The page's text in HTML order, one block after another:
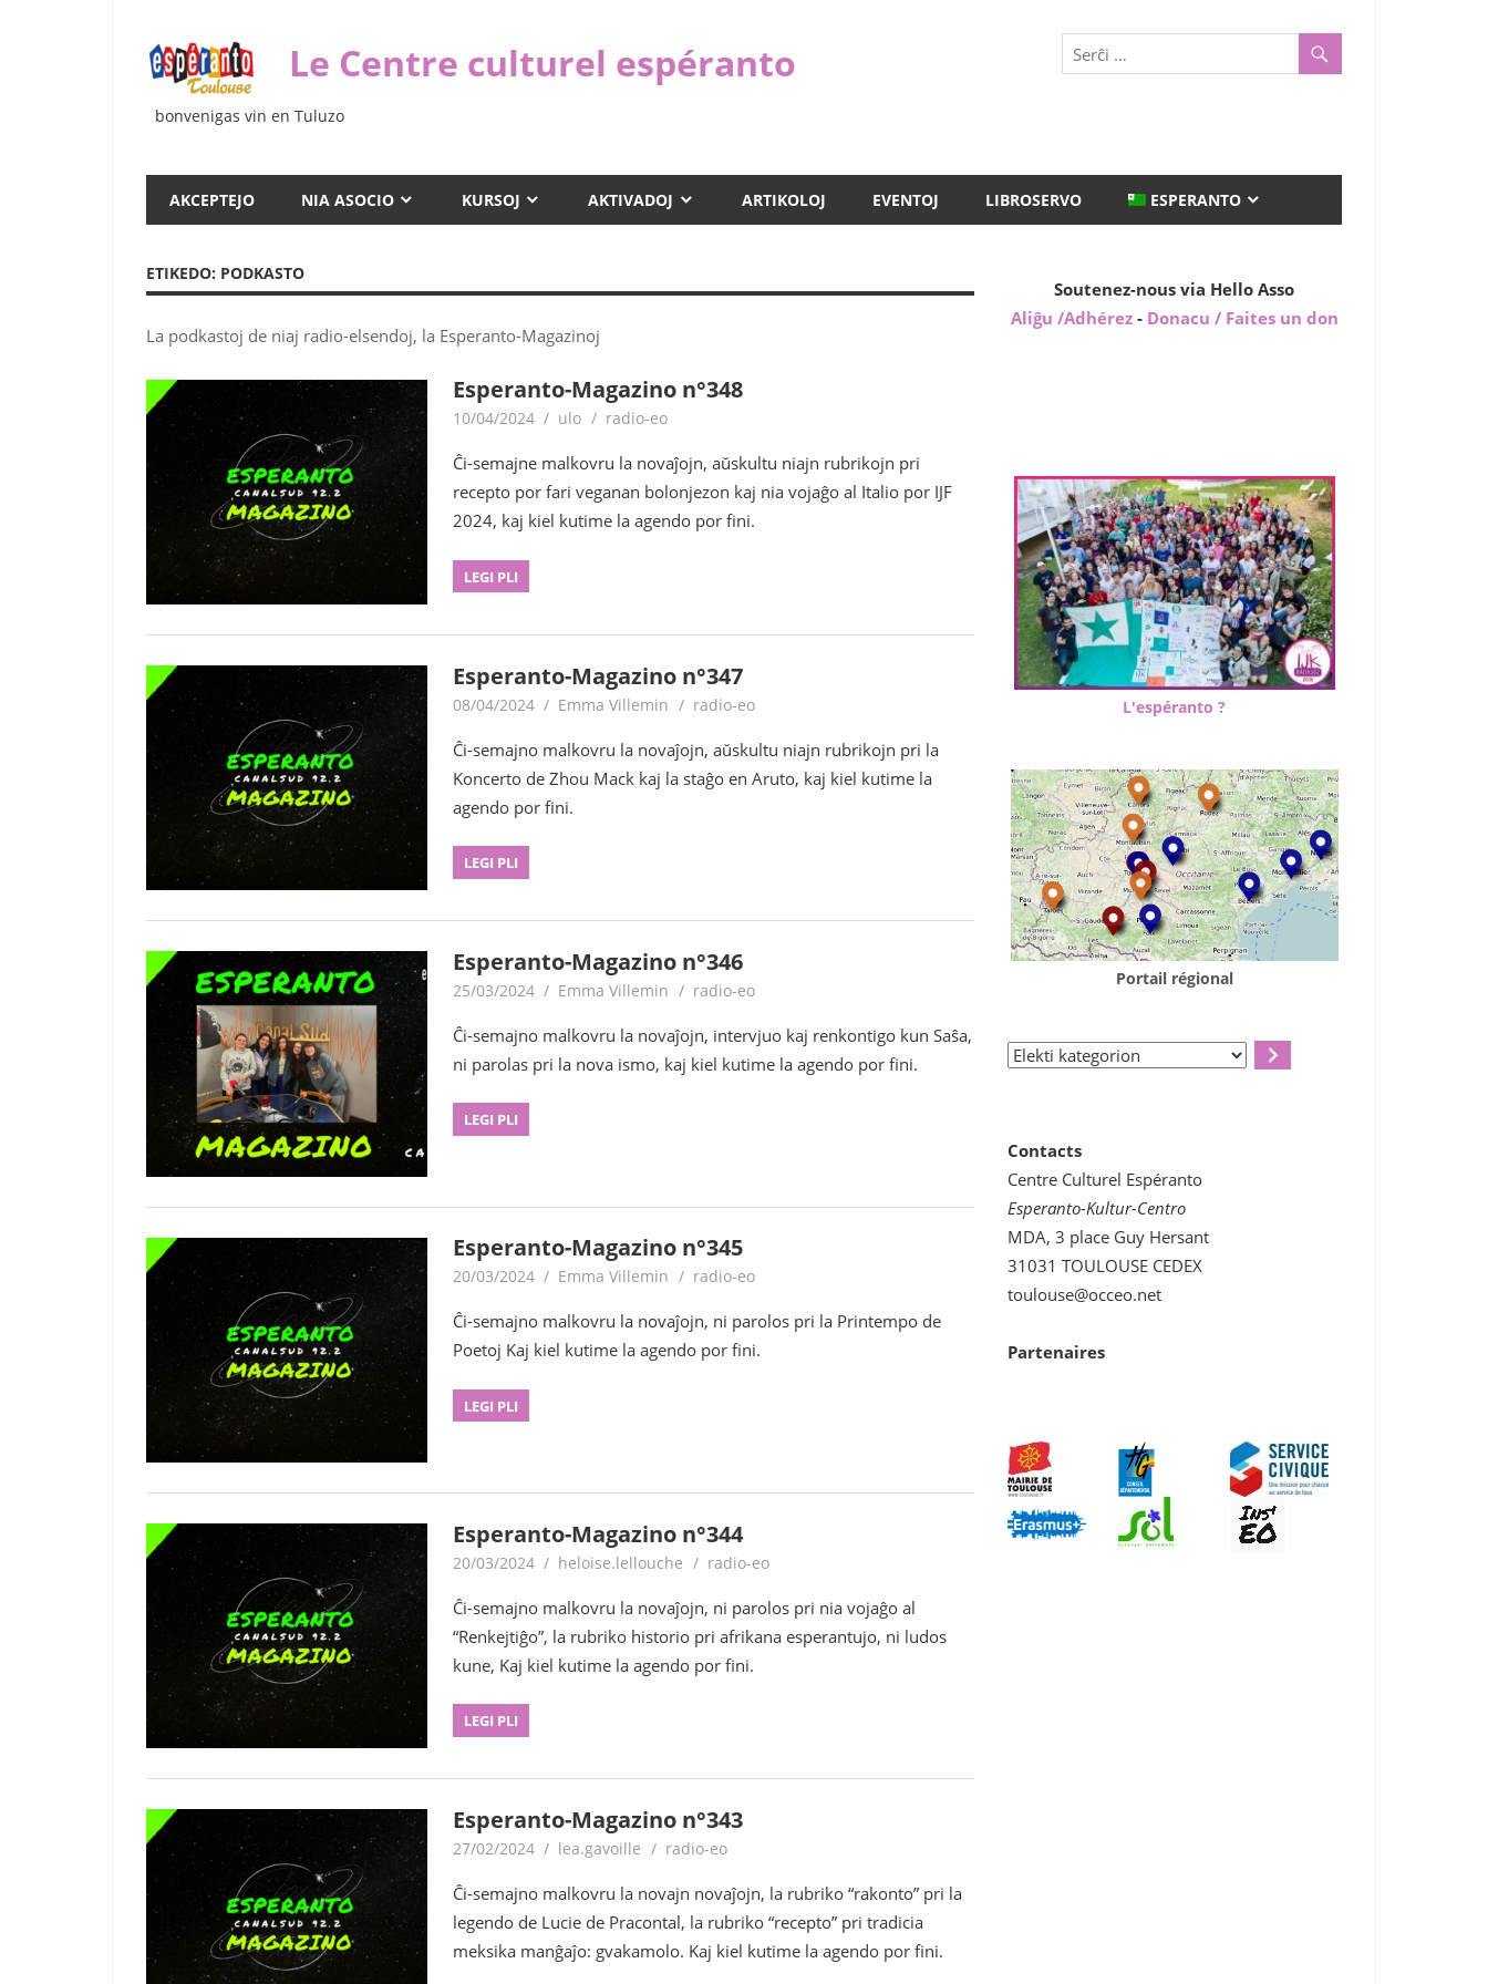
enhavo
Le Centre culturel espéranto
bonvenigas vin en Tuluzo
AKCEPTEJO NIA ASOCIO KURSOJ AKTIVADOJ ARTIKOLOJ EVENTOJ LIBROSERVO ESPERANTO
ETIKEDO: PODKASTO
La podkastoj de niaj radio-elsendoj, la Esperanto-Magazinoj
Esperanto-Magazino n°348
10/04/2024 ulo radio-eo
Ĉi-semajne malkovru la novaĵojn, aŭskultu niajn rubrikojn pri
recepto por fari veganan bolonjezon kaj nia vojaĝo al Italio por IJF
2024, kaj kiel kutime la agendo por fini.
LEGI PLI
Esperanto-Magazino n°347
08/04/2024 Emma Villemin radio-eo
Ĉi-semajno malkovru la novaĵojn, aŭskultu niajn rubrikojn pri la
Koncerto de Zhou Mack kaj la staĝo en Aruto, kaj kiel kutime la
agendo por fini.
LEGI PLI
Esperanto-Magazino n°346
25/03/2024 Emma Villemin radio-eo
Ĉi-semajno malkovru la novaĵojn, intervjuo kaj renkontigo kun Saŝa,
ni parolas pri la nova ismo, kaj kiel kutime la agendo por fini.
LEGI PLI
Esperanto-Magazino n°345
20/03/2024 Emma Villemin radio-eo
Ĉi-semajno malkovru la novaĵojn, ni parolos pri la Printempo de
Poetoj Kaj kiel kutime la agendo por fini.
LEGI PLI
Esperanto-Magazino n°344
20/03/2024 heloise.lellouche radio-eo
Ĉi-semajno malkovru la novaĵojn, ni parolos pri nia vojaĝo al
“Renkejtiĝo”, la rubriko historio pri afrikana esperantujo, ni ludos
kune, Kaj kiel kutime la agendo por fini.
LEGI PLI
Esperanto-Magazino n°343
27/02/2024 lea.gavoille radio-eo
Ĉi-semajno malkovru la novajn novaĵojn, la rubriko “rakonto” pri la
legendo de Lucie de Pracontal, la rubriko “recepto” pri tradicia
meksika manĝaĵo: gvakamolo. Kaj kiel kutime la agendo por fini.
Soutenez-nous via Hello Asso
Aliĝu /Adhérez - Donacu / Faites un don
L'espéranto ?
Portail régional
Elekti
Contacts
Centre Culturel Espéranto
Esperanto-Kultur-Centro
MDA, 3 place Guy Hersant
31031 TOULOUSE CEDEX
toulouse@occeo.net
Partenaires